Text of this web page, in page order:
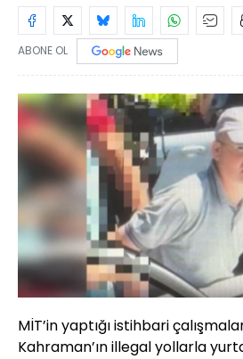
ABONE OL
MİT’in yaptığı istihbari
Kahraman’ın illegal yollarla